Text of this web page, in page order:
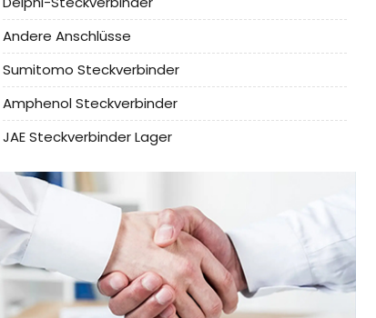
Andere Anschlüsse
Sumitomo Steckverbinder
Amphenol Steckverbinder
JAE Steckverbinder Lager